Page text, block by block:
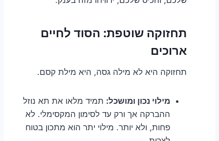
תחזוקה שוטפת: הסוד לחיים
ארוכים
תחזוקה היא לא מילה גסה, היא מילת קסם.
מילוי נכון ומושכל: תמיד מלאו את תא נוזל
ההברקה אך ורק עד לסימון המקסימלי. לא
פחות, ולא יותר. מילוי יתר הוא מתכון בטוח